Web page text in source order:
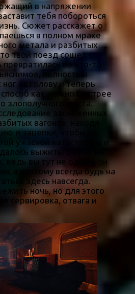
в напряжении
тебя побороться
Сюжет расскажет о
в полном мраке
метала и разбитых
твой поезд сошел с
превратилась во что-то
полностью
на голову и теперь
как можно быстрее
злополучного места.
заснеженных
вагонов, находя
и зацепки, чтобы
ужасной катастрофы и
выжить. Важно не
ведь вы тут не одни и он
а поэтому всегда будь на
здесь навсегда.
ночь, но для этого
сервировка, отвага и